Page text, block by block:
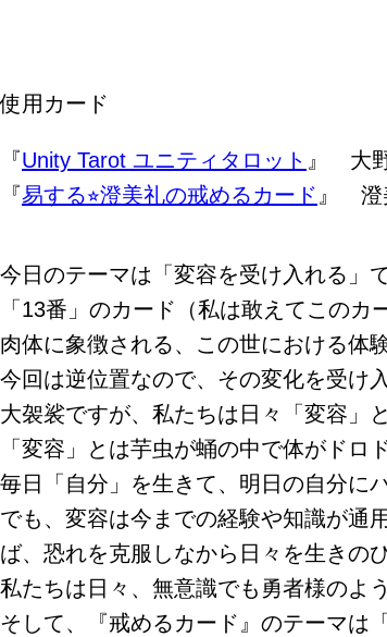
使用カード
『Unity Tarot ユニティタロット 』 大
『易する⭐︎澄美礼の戒めるカード 』 澄
今日のテーマは「変容を受け入れる」で
「13番」のカード（私は敢えてこのカ
肉体に象徴される、この世における体
今回は逆位置なので、その変化を受け
大袈裟ですが、私たちは日々「変容」
「変容」とは芋虫が蛹の中で体がド
毎日「自分」を生きて、明日の自分に
でも、変容は今までの経験や知識が通
ば、恐れを克服しなから日々を生きの
私たちは日々、無意識でも勇者様のよ
そして、『戒めるカード』のテーマは